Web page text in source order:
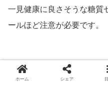
一見健康に良さそうな糖質
ールほど注意が必要です。
商品名
ホーム シェア